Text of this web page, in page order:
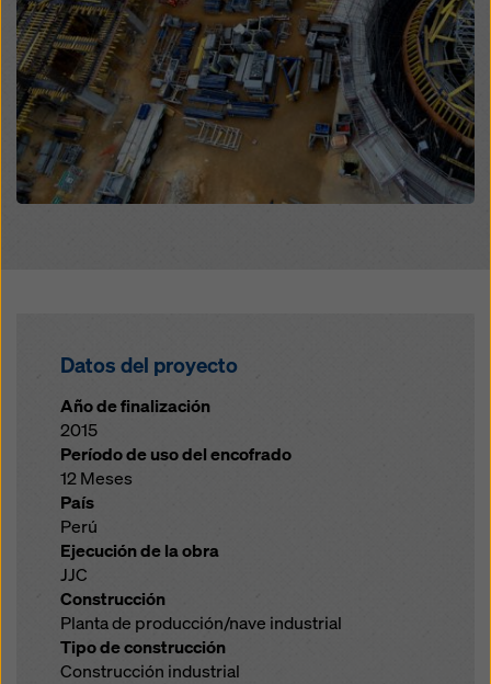
Datos del proyecto
Año de finalización
2015
Período de uso del encofrado
12 Meses
País
Perú
Ejecución de la obra
JJC
Construcción
Planta de producción/nave industrial
Tipo de construcción
Construcción industrial
legales efectivos contra esto. Puede rechazar todas
las cookies que requieran consentimiento haciendo
clic en «Rechazar» o ajustando suconfiguración de
cookieshaciendo clic en configuración de cookies en
la parte inferior de este sitio web y utilizando las
casillas de verificación correspondientes. Puede
revocar su consentimiento en cualquier momento con
efecto futuro y sin indicar un motivo haciendo clic en
configuración de cookiesen la parte inferior de este